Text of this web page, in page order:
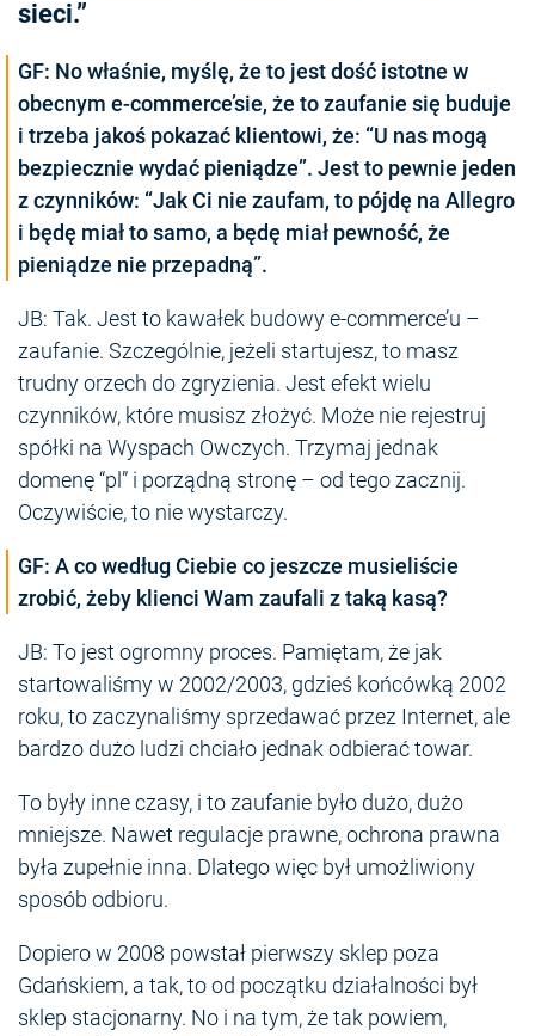
sieci.”
GF: No właśnie, myślę, że to jest dość istotne w
obecnym e-commerce’sie, że to zaufanie się buduje
i trzeba jakoś pokazać klientowi, że: “U nas mogą
bezpiecznie wydać pieniądze”. Jest to pewnie jeden
z czynników: “Jak Ci nie zaufam, to pójdę na Allegro
i będę miał to samo, a będę miał pewność, że
pieniądze nie przepadną”.
JB: Tak. Jest to kawałek budowy e-commerce’u –
zaufanie. Szczególnie, jeżeli startujesz, to masz
trudny orzech do zgryzienia. Jest efekt wielu
czynników, które musisz złożyć. Może nie rejestruj
spółki na Wyspach Owczych. Trzymaj jednak
domenę “pl” i porządną stronę – od tego zacznij.
Oczywiście, to nie wystarczy.
GF: A co według Ciebie co jeszcze musieliście
zrobić, żeby klienci Wam zaufali z taką kasą?
JB: To jest ogromny proces. Pamiętam, że jak
startowaliśmy w 2002/2003, gdzieś końcówką 2002
roku, to zaczynaliśmy sprzedawać przez Internet, ale
bardzo dużo ludzi chciało jednak odbierać towar.
To były inne czasy, i to zaufanie było dużo, dużo
mniejsze. Nawet regulacje prawne, ochrona prawna
była zupełnie inna. Dlatego więc był umożliwiony
sposób odbioru.
Dopiero w 2008 powstał pierwszy sklep poza
Gdańskiem, a tak, to od początku działalności był
sklep stacjonarny. No i na tym, że tak powiem,